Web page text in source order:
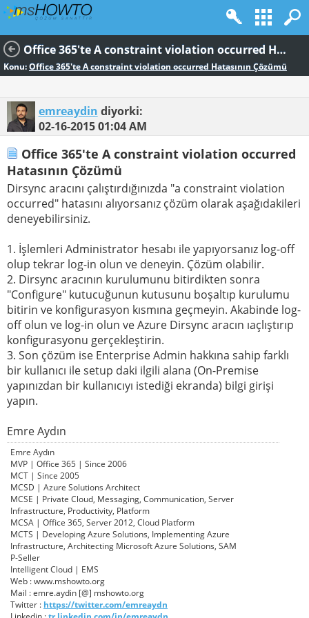
Office 365'te A constraint violation occurred Hatasının Çözümü
Konu:Office 365'te A constraint violation occurred Hatasının Çözümü
emreaydin diyorki:
02-16-201501:04 AM
Office 365'te A constraint violation occurred
Hatasının Çözümü
Dirsync aracını çalıştırdığınızda "a constraint violation
occurred" hatasını alıyorsanız çözüm olarak aşağıdakileri
deneyebilirsiniz.
1. İşlemleri Administrator hesabı ile yapıyorsanız log-off
olup tekrar log-in olun ve deneyin. Çözüm olabilir.
2. Dirsync aracının kurulumunu bitirdikten sonra
"Configure" kutucuğunun kutusunu boşaltıp kurulumu
bitirin ve konfigurasyon kısmına geçmeyin. Akabinde log-
off olun ve log-in olun ve Azure Dirsync aracın ıaçlıştırıp
konfigurasyonu gerçekleştirin.
3. Son çözüm ise Enterprise Admin hakkına sahip farklı
bir kullanıcı ile setup daki ilgili alana (On-Premise
yapınızdan bir kullanıcıyı istediği ekranda) bilgi girişi
yapın.
Emre Aydın
Emre Aydın
MVP | Office 365 | Since 2006
MCT | Since 2005
MCSD | Azure Solutions Architect
MCSE | Private Cloud, Messaging, Communication, Server
Infrastructure, Productivity, Platform
MCSA | Office 365, Server 2012, Cloud Platform
MCTS | Developing Azure Solutions, Implementing Azure
Infrastructure, Architecting Microsoft Azure Solutions, SAM
P-Seller
Intelligent Cloud | EMS
Web : www.mshowto.org
Mail : emre.aydin [@] mshowto.org
Twitter : https://twitter.com/emreaydn